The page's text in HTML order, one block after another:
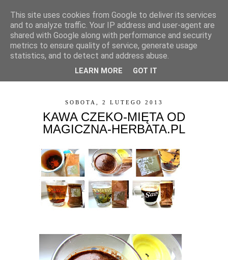
▼
SOBOTA, 2 LUTEGO 2013
KAWA CZEKO-MIĘTA OD
MAGICZNA-HERBATA.PL
This site uses cookies from Google to deliver its services
and to analyze traffic. Your IP address and user-agent are
shared with Google along with performance and security
metrics to ensure quality of service, generate usage
statistics, and to detect and address abuse.
LEARN MORE GOT IT